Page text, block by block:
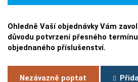
Ohledně Vaší objednávky Vám
důvodu potvrzení přesného
objednaného příslušenství.
Nezávazně poptat